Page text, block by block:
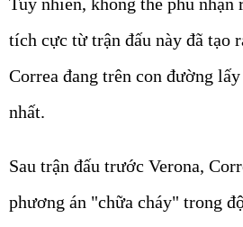
tích cực từ trận đấu này đã tạo
Correa đang trên con đường
nhất.
Sau trận đấu trước Verona,
phương án "chữa cháy" trong